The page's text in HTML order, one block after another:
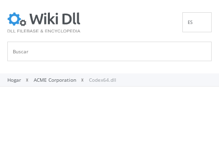
ES
Hogar ACME Corporation Codex64.dll